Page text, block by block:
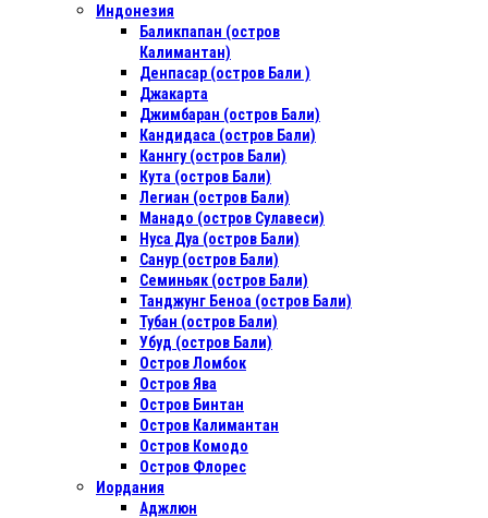
Индонезия
Баликпапан (остров
Калимантан)
Денпасар (остров Бали )
Джакарта
Джимбаран (остров Бали)
Кандидаса (остров Бали)
Каннгу (остров Бали)
Кута (остров Бали)
Легиан (остров Бали)
Манадо (остров Сулавеси)
Нуса Дуа (остров Бали)
Санур (остров Бали)
Семиньяк (остров Бали)
Танджунг Беноа (остров Бали)
Тубан (остров Бали)
Убуд (остров Бали)
Остров Ломбок
Остров Ява
Остров Бинтан
Остров Калимантан
Остров Комодо
Остров Флорес
Иордания
Аджлюн